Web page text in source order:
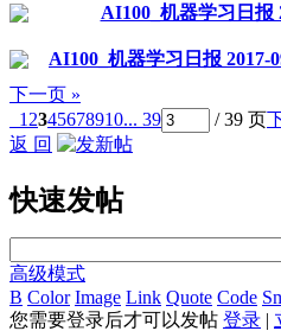
AI100_机器学习日报
AI100_机器学习日报
下一页 »
1 2345678910... 39 / 39 页
返 回
快速发帖
高级模式
B Color Image Link Quote Code
您需要登录后才可以发帖 登录 |